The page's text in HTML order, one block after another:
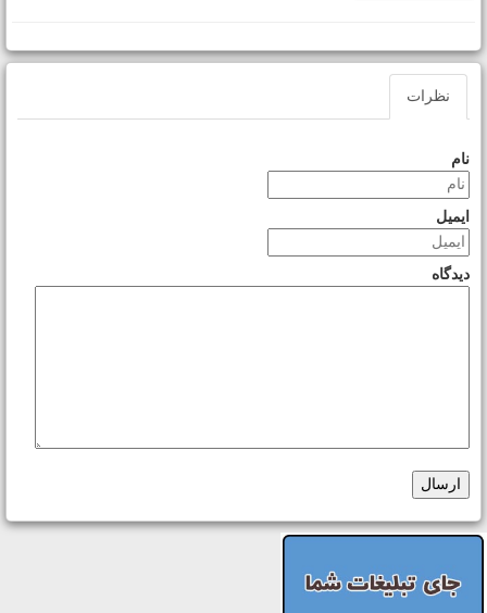
نظرات
نام
ایمیل
دیدگاه
ارسال